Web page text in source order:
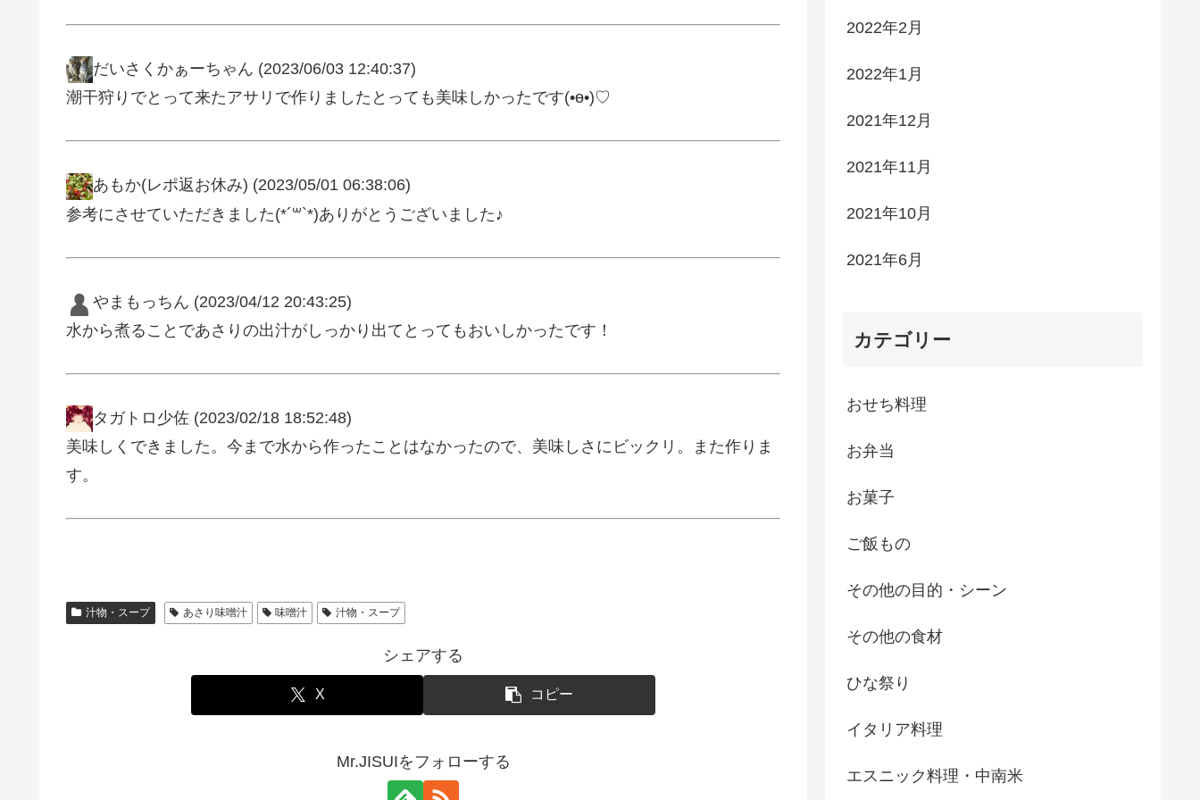
だいさくかぁーちゃん (2023/06/03 12:40:37)
潮干狩りでとって来たアサリで作りましたとっても美味しかったです(•ө•)♡
あもか(レポ返お休み) (2023/05/01 06:38:06)
参考にさせていただきました(*´꒳`*)ありがとうございました♪
やまもっちん (2023/04/12 20:43:25)
水から煮ることであさりの出汁がしっかり出てとってもおいしかったです！
タガトロ少佐 (2023/02/18 18:52:48)
美味しくできました。今まで水から作ったことはなかったので、美味しさにビックリ。また作りま
す。
汁物・スープ あさり味噌汁 味噌汁 汁物・スープ
シェアする
X コピー
Mr.JISUIをフォローする
2022年2月
2022年1月
2021年12月
2021年11月
2021年10月
2021年6月
カテゴリー
おせち料理
お弁当
お菓子
ご飯もの
その他の目的・シーン
その他の食材
ひな祭り
イタリア料理
エスニック料理・中南米